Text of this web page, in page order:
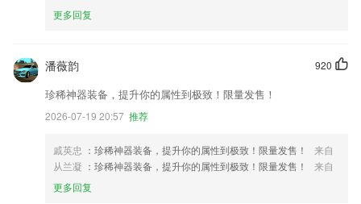
更多回复
920
潘薇韵
珍稀神器装备，提升你的属性到极致！限量发售！
2026-07-19 20:57 推荐
戚英忠 ：珍稀神器装备，提升你的属性到极致！限量发售！
来自
从兰凝 ：珍稀神器装备，提升你的属性到极致！限量发售！
来自
更多回复